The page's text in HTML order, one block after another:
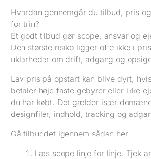
Hvordan gennemgår du tilbud, pris
for trin?
Et godt tilbud gør scope, ansvar og
Den største risiko ligger ofte ikke i
uklarheder om drift, adgang og
Lav pris på opstart kan blive dyrt,
betaler høje faste gebyrer eller ikke
du har købt. Det gælder især
designfiler, indhold, tracking og
Gå tilbuddet igennem sådan her:
Læs scope linje for linje. Tjek